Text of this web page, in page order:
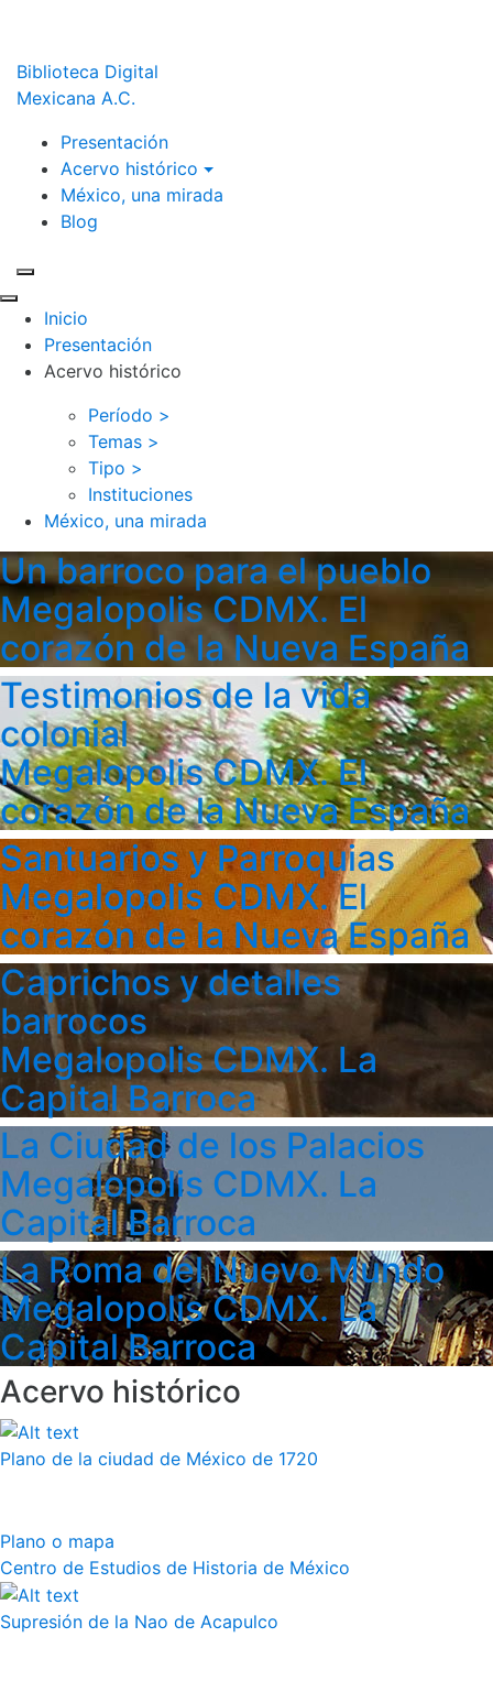
Biblioteca Digital
Mexicana A.C.
Presentación
Acervo histórico
México, una mirada
Blog
Inicio
Presentación
Acervo histórico
Período >
Temas >
Tipo >
Instituciones
México, una mirada
Un barroco para el pueblo
Megalopolis CDMX. El
corazón de la Nueva España
Testimonios de la vida
colonial
Megalopolis CDMX. El
corazón de la Nueva España
Santuarios y Parroquias
Megalopolis CDMX. El
corazón de la Nueva España
Caprichos y detalles
barrocos
Megalopolis CDMX. La
Capital Barroca
La Ciudad de los Palacios
Megalopolis CDMX. La
Capital Barroca
La Roma del Nuevo Mundo
Megalopolis CDMX. La
Capital Barroca
Acervo histórico
Plano de la ciudad de México de 1720
Plano o mapa
Centro de Estudios de Historia de México
Supresión de la Nao de Acapulco